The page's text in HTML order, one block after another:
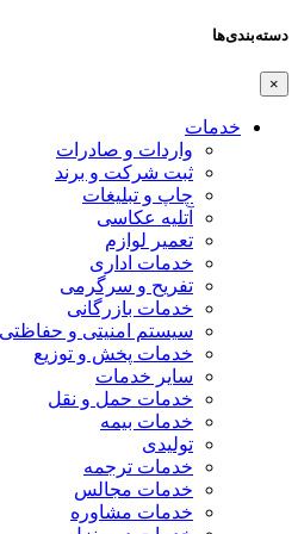
و صادرات
شرکت و برند
و تبلیغات
عکاسی
اداری
و سرگرمی
بازرگانی
امنیتی و حفاظتی
پخش و توزیع
خدمات
حمل و نقل
بیمه
ترجمه
مجالس
مشاوره